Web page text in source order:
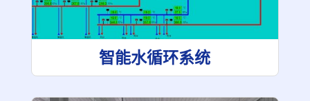
智能水循环系统